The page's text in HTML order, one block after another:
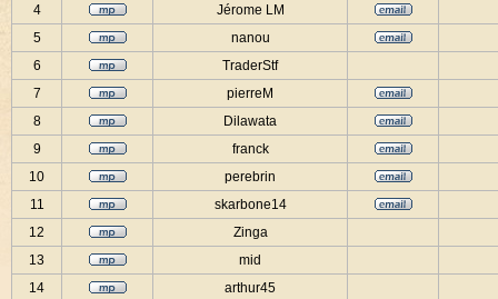
4
Jérome LM
5
nanou
6
TraderStf
7
pierreM
8
Dilawata
9
franck
10
perebrin
11
skarbone14
12
Zinga
13
mid
14
arthur45